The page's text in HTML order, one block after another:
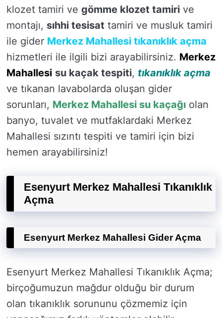
klozet tamiri ve gömme klozet tamiri ve
montajı, sıhhi tesisat tamiri ve musluk tamiri
ile gider Merkez Mahallesi tıkanıklık açma
hizmetleri ile ilgili bizi arayabilirsiniz. Merkez
Mahallesi su kaçak tespiti, tıkanıklık açma
ve tıkanan lavabolarda oluşan gider
sorunları, Merkez Mahallesi su kaçağı olan
banyo, tuvalet ve mutfaklardaki Merkez
Mahallesi sızıntı tespiti ve tamiri için bizi
hemen arayabilirsiniz!
Esenyurt Merkez Mahallesi Tıkanıklık
Açma
Esenyurt Merkez Mahallesi Gider Açma
Esenyurt Merkez Mahallesi Tıkanıklık Açma;
birçoğumuzun mağdur olduğu bir durum
olan tıkanıklık sorununu çözmemiz için